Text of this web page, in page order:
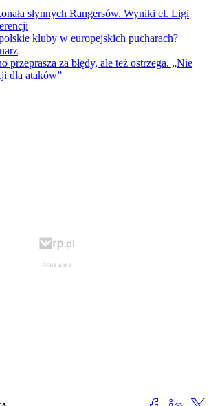
słynnych Rangersów. Wyniki el. Ligi
kluby w europejskich pucharach?
przeprasza za błędy, ale też ostrzega. „Nie
dla ataków”